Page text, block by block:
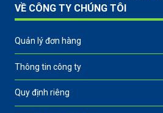
VỀ CÔNG TY CHÚNG TÔI
Quản lý đơn hàng
Thông tin công ty
Quy định riêng